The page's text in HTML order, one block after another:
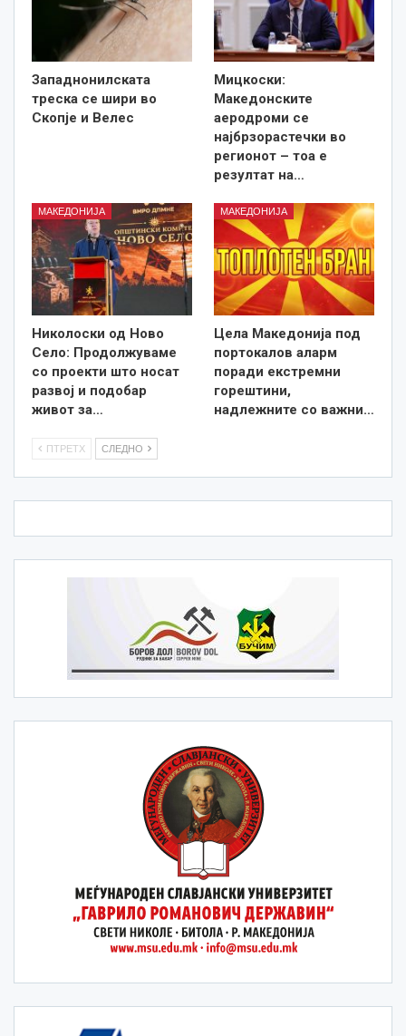
Западнонилската
треска се шири во
Скопје и Велес
Мицкоски:
Македонските
аеродроми се
најбрзорастечки во
регионот – тоа е
резултат на…
МАКЕДОНИЈА
Николоски од Ново
Село: Продолжуваме
со проекти што носат
развој и подобар
живот за…
МАКЕДОНИЈА
Цела Македонија под
портокалов аларм
поради екстремни
горештини,
надлежните со важни…
ПТРЕТХ СЛЕДНО